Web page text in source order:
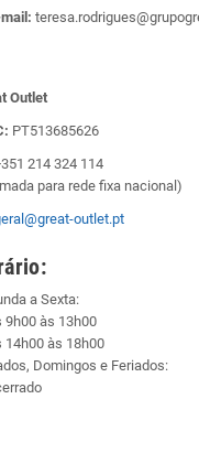
Outlet
PT513685626
214 324 114
para rede fixa nacional)
outlet.pt
a Sexta:
9h00 às 13h00
14h00 às 18h00
Domingos e Feriados: